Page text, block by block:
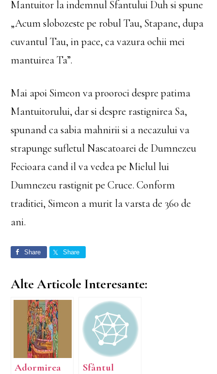
Mantuitor la indemnul Sfantului Duh si spune
„Acum slobozeste pe robul Tau, Stapane, dupa
cuvantul Tau, in pace, ca vazura ochii mei
mantuirea Ta”.
Mai apoi Simeon va prooroci despre patima
Mantuitorului, dar si despre rastignirea Sa,
spunand ca sabia mahnirii si a necazului va
strapunge sufletul Nascatoarei de Dumnezeu
Fecioara cand il va vedea pe Mielul lui
Dumnezeu rastignit pe Cruce. Conform
traditiei, Simeon a murit la varsta de 360 de
ani.
Share Share
Alte Articole Interesante:
Adormirea
Sfântul